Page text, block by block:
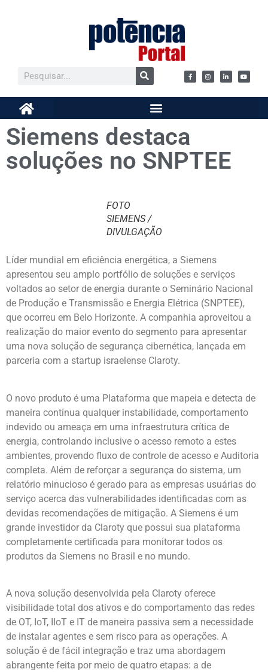
Siemens destaca
soluções no SNPTEE
FOTO
SIEMENS /
DIVULGAÇÃO
Líder mundial em eficiência energética, a Siemens
apresentou seu amplo portfólio de soluções e serviços
voltados ao setor de energia durante o Seminário Nacional
de Produção e Transmissão e Energia Elétrica (SNPTEE),
que ocorreu em Belo Horizonte. A companhia aproveitou a
realização do maior evento do segmento para apresentar
uma nova solução de segurança cibernética, lançada em
parceria com a startup israelense Claroty.
O novo produto é uma Plataforma que mapeia e detecta de
maneira contínua qualquer instabilidade, comportamento
indevido ou ameaça em uma infraestrutura crítica de
energia, controlando inclusive o acesso remoto a estes
ambientes, provendo fluxo de controle de acesso e Auditoria
completa. Além de reforçar a segurança do sistema, um
relatório minucioso é gerado para as empresas usuárias do
serviço acerca das vulnerabilidades identificadas com as
devidas recomendações de mitigação. A Siemens é um
grande investidor da Claroty que possui sua plataforma
completamente certificada para monitorar todos os
produtos da Siemens no Brasil e no mundo.
A nova solução desenvolvida pela Claroty oferece
visibilidade total dos ativos e do comportamento das redes
de OT, IoT, IIoT e IT de maneira passiva sem a necessidade
de instalar agentes e sem risco para as operações. A
solução é de fácil integração e traz uma abordagem
abrangente feita por meio de quatro etapas: a de